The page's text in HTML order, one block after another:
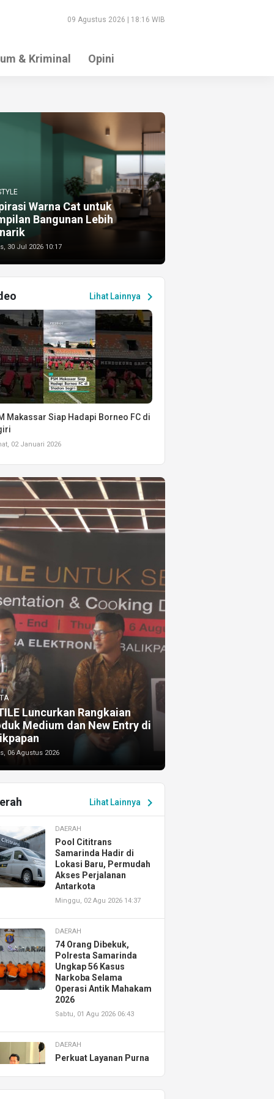
09 Agustus 2026 | 18:16 WIB
& Kriminal Opini
Warna Cat untuk
Bangunan Lebih
30 Jul 2026 10:17
Lihat Lainnya chevron_right
Makassar Siap Hadapi Borneo FC di
02 Januari 2026
Luncurkan Rangkaian
Medium dan New Entry di
06 Agustus 2026
Lihat Lainnya chevron_right
DAERAH
Pool Cititrans
Samarinda Hadir di
Lokasi Baru, Permudah
Akses Perjalanan
Antarkota
Minggu, 02 Agu 2026 14:37
DAERAH
74 Orang Dibekuk,
Polresta Samarinda
Ungkap 56 Kasus
Narkoba Selama
Operasi Antik Mahakam
2026
Sabtu, 01 Agu 2026 06:43
DAERAH
Perkuat Layanan Purna
Resmikan AHASS